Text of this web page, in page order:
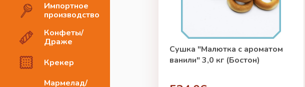
Импортное
производство
Конфеты/
Драже
Крекер
Мармелад/
Сушка "Малютка с ароматом
ванили" 3,0 кг (Бостон)